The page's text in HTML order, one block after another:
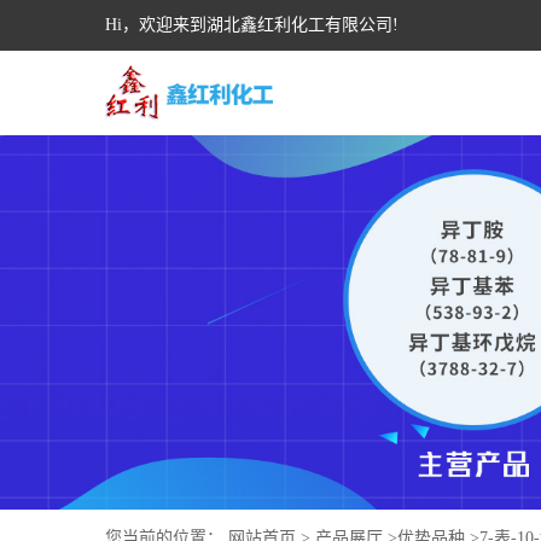
Hi，欢迎来到湖北鑫红利化工有限公司!